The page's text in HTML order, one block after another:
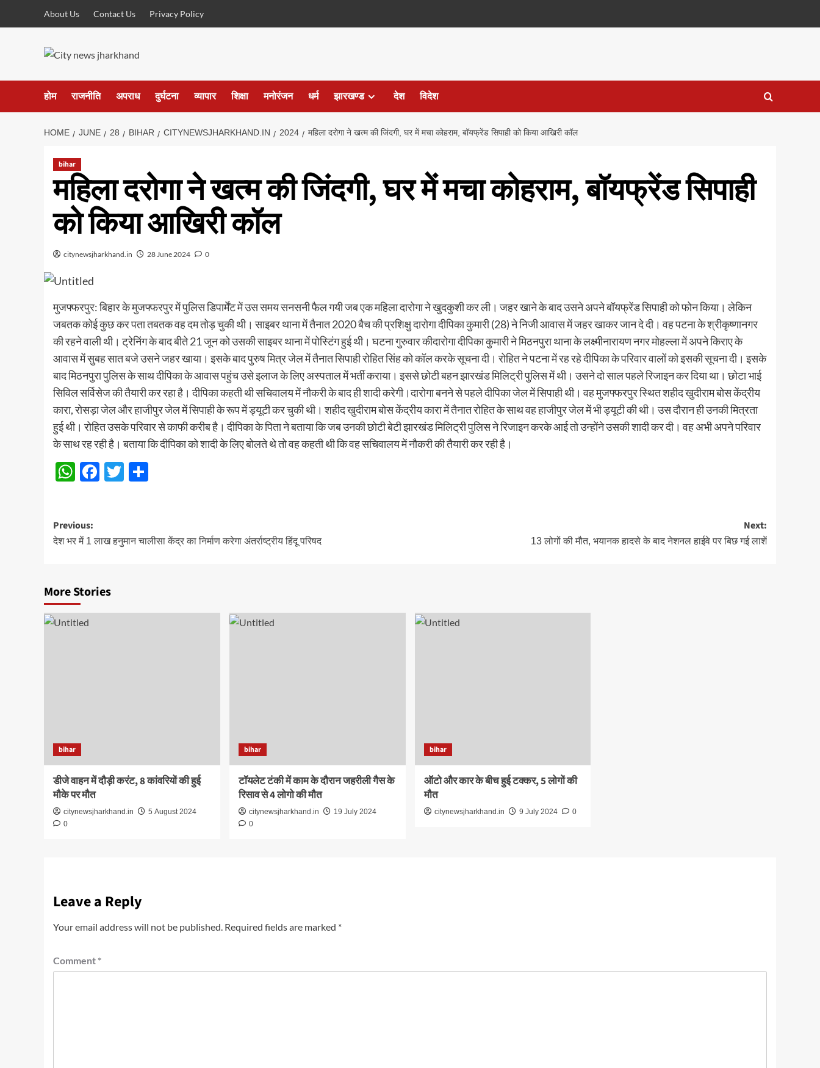
About Us Contact Us Privacy Policy
होम राजनीति अपराध दुर्घटना व्यापार शिक्षा मनोरंजन धर्म झारखण्ड देश विदेश
HOME JUNE 28 BIHAR CITYNEWSJHARKHAND.IN 2024 महिला दरोगा ने खत्म की जिंदगी, घर में मचा कोहराम, बॉयफ्रेंड सिपाही को किया आखिरी कॉल
bihar
महिला दरोगा ने खत्म की जिंदगी, घर में मचा कोहराम, बॉयफ्रेंड सिपाही
को किया आखिरी कॉल
citynewsjharkhand.in 28 June 2024 0
मुजफ्फरपुर: बिहार के मुजफ्फरपुर में पुलिस डिपार्मेंट में उस समय सनसनी फैल गयी जब एक महिला दारोगा ने खुदकुशी कर ली। जहर खाने के बाद उसने अपने बॉयफ्रेंड सिपाही को फोन किया। लेकिन
जबतक कोई कुछ कर पता तबतक वह दम तोड़ चुकी थी। साइबर थाना में तैनात 2020 बैच की प्रशिक्षु दारोगा दीपिका कुमारी (28) ने निजी आवास में जहर खाकर जान दे दी। वह पटना के श्रीकृष्णानगर
की रहने वाली थी। ट्रेनिंग के बाद बीते 21 जून को उसकी साइबर थाना में पोस्टिंग हुई थी। घटना गुरुवार कीदारोगा दीपिका कुमारी ने मिठनपुरा थाना के लक्ष्मीनारायण नगर मोहल्ला में अपने किराए के
आवास में सुबह सात बजे उसने जहर खाया। इसके बाद पुरुष मित्र जेल में तैनात सिपाही रोहित सिंह को कॉल करके सूचना दी। रोहित ने पटना में रह रहे दीपिका के परिवार वालों को इसकी सूचना दी। इसके
बाद मिठनपुरा पुलिस के साथ दीपिका के आवास पहुंच उसे इलाज के लिए अस्पताल में भर्ती कराया। इससे छोटी बहन झारखंड मिलिट्री पुलिस में थी। उसने दो साल पहले रिजाइन कर दिया था। छोटा भाई
सिविल सर्विसेज की तैयारी कर रहा है। दीपिका कहती थी सचिवालय में नौकरी के बाद ही शादी करेगी।दारोगा बनने से पहले दीपिका जेल में सिपाही थी। वह मुजफ्फरपुर स्थित शहीद खुदीराम बोस केंद्रीय
कारा, रोसड़ा जेल और हाजीपुर जेल में सिपाही के रूप में ड्यूटी कर चुकी थी। शहीद खुदीराम बोस केंद्रीय कारा में तैनात रोहित के साथ वह हाजीपुर जेल में भी ड्यूटी की थी। उस दौरान ही उनकी मित्रता
हुई थी। रोहित उसके परिवार से काफी करीब है। दीपिका के पिता ने बताया कि जब उनकी छोटी बेटी झारखंड मिलिट्री पुलिस ने रिजाइन करके आई तो उन्होंने उसकी शादी कर दी। वह अभी अपने परिवार
के साथ रह रही है। बताया कि दीपिका को शादी के लिए बोलते थे तो वह कहती थी कि वह सचिवालय में नौकरी की तैयारी कर रही है।
WhatsApp
Facebook
Twitter
Post
navigation
Previous:
देश भर में 1 लाख हनुमान चालीसा केंद्र का निर्माण करेगा अंतर्राष्ट्रीय हिंदू परिषद
Next:
13 लोगों की मौत, भयानक हादसे के बाद नेशनल हाईवे पर बिछ गई लाशें
More Stories
bihar
डीजे वाहन में दौड़ी करंट, 8 कांवरियों की हुई
मौके पर मौत
citynewsjharkhand.in
5 August 2024
0
bihar
टॉयलेट टंकी में काम के दौरान जहरीली गैस के
रिसाव से 4 लोगो की मौत
citynewsjharkhand.in
19 July 2024
0
bihar
ऑटो और कार के बीच हुई टक्कर, 5 लोगों की
मौत
citynewsjharkhand.in 9 July 2024 0
Leave a Reply
Your email address will not be published. Required fields are marked *
Comment *